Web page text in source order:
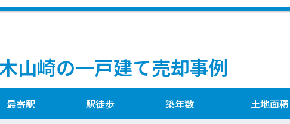
山崎の一戸建て売却事例
最寄駅 駅徒歩 築年数 土地面積